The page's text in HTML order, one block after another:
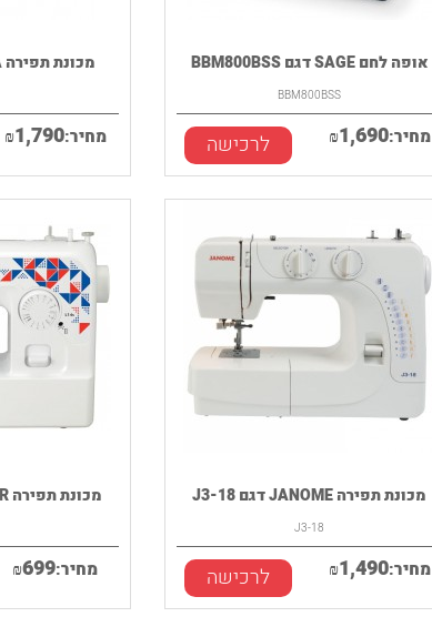
מכונת תפירה BERNINA דגם B35
מחיר: ₪1,790
אופה לחם SAGE דגם BBM800BSS
BBM800BSS
מחיר: ₪1,690 לרכישה
מכונת תפירה BROTHER דגם L14S
מחיר: ₪699
מכונת תפירה JANOME דגם J3-18
J3-18
מחיר: ₪1,490 לרכישה